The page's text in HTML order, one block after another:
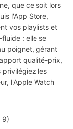
que ce soit lors
l'App Store,
vos playlists et
: elle se
poignet, gérant
qualité-prix,
privilégiez les
l'Apple Watch
9)